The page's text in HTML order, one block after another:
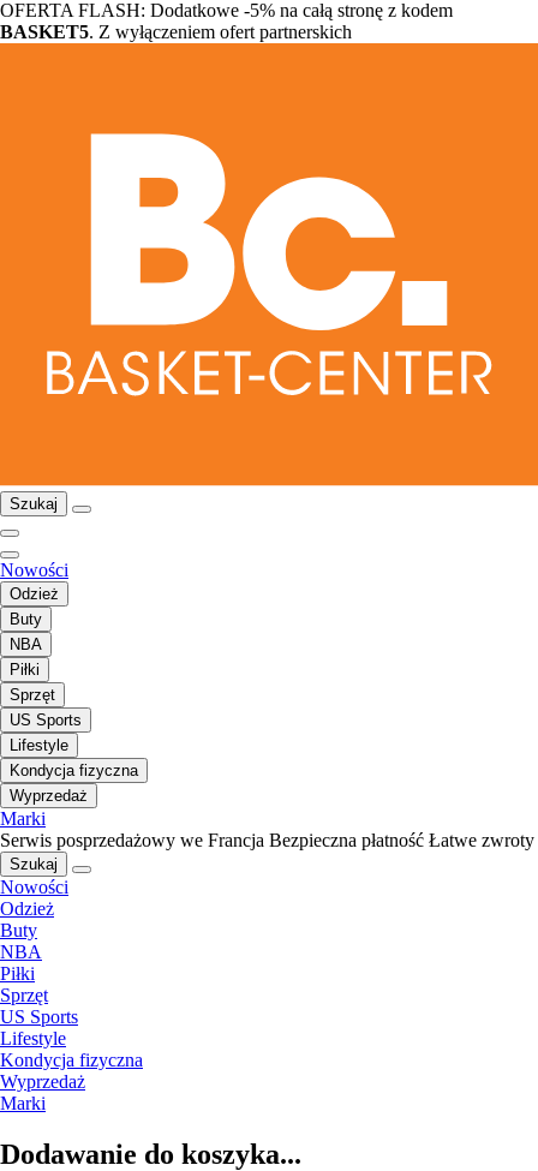
OFERTA FLASH: Dodatkowe -5% na całą stronę z kodem
BASKET5. Z wyłączeniem ofert partnerskich
Szukaj
Nowości
Odzież
Buty
NBA
Piłki
Sprzęt
US Sports
Lifestyle
Kondycja fizyczna
Wyprzedaż
Marki
Serwis posprzedażowy we Francja Bezpieczna płatność Łatwe zwroty
Szukaj
Nowości
Odzież
Buty
NBA
Piłki
Sprzęt
US Sports
Lifestyle
Kondycja fizyczna
Wyprzedaż
Marki
Dodawanie do koszyka...